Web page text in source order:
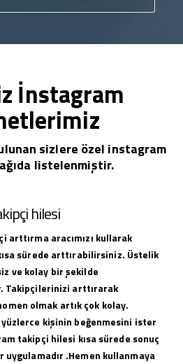
İnstagram
sizlere özel instagram
listelenmiştir.
hilesi
arttırma aracımızı kullarak
sürede arttırabilirsiniz. Üstelik
ve kolay bir şekilde
Takipçilerinizi arttırarak
olmak artık çok kolay.
yüzlerce kişinin beğenmesini ister
takipçi hilesi kısa sürede sonuç
uygulamadır .Hemen kullanmaya